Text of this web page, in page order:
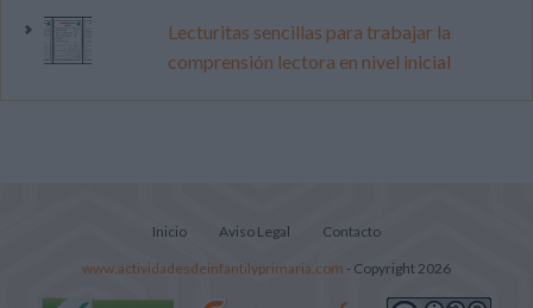
Lecturitas sencillas para trabajar la
comprensión lectora en nivel inicial
Inicio Aviso Legal Contacto
www.actividadesdeinfantilyprimaria.com - Copyright 2026